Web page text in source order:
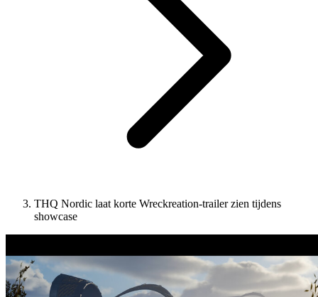
THQ Nordic laat korte Wreckreation-trailer zien tijdens
showcase